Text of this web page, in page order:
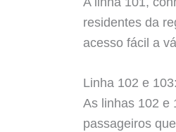
residentes da
acesso fácil a
Linha 102 e
As linhas 102 e
passageiros